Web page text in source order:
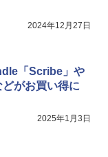
2024年12月27日
「Scribe」や
がお買い得に
2025年1月3日